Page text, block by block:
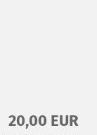
20,00 EUR